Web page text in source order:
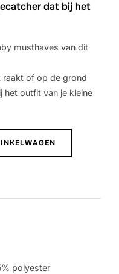
dat bij het
musthaves van dit
raakt of op de grond
het outfit van je kleine
polyester